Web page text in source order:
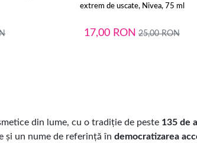
extrem de uscate, Nivea, 75 ml
17,00 RON 25,00RON
din lume, cu o tradiție de peste 135 de
și un nume de referință în democratizarea